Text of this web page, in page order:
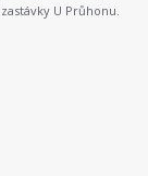
U Průhonu.